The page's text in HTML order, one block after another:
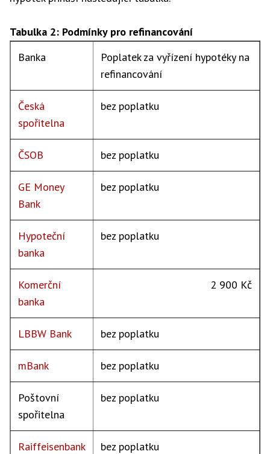
Tabulka 2: Podmínky pro refinancování
Banka
Poplatek za vyřízení hypotéky na
refinancování
Česká
spořitelna
bez poplatku
ČSOB bez poplatku
GE Money
Bank
bez poplatku
Hypoteční
banka
bez poplatku
Komerční
banka
2 900 Kč
LBBW Bank bez poplatku
mBank bez poplatku
Poštovní
spořitelna
bez poplatku
Raiffeisenbank bez poplatku